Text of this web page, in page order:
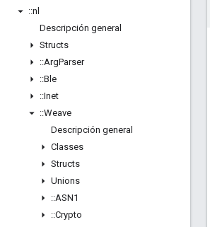
::nl
Descripción general
Structs
::ArgParser
::Ble
::Inet
::Weave
Descripción general
Classes
Structs
Unions
::ASN1
::Crypto